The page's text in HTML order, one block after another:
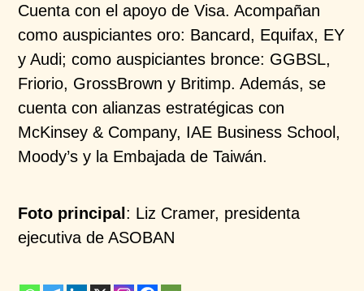
Cuenta con el apoyo de Visa. Acompañan
como auspiciantes oro: Bancard, Equifax, EY
y Audi; como auspiciantes bronce: GGBSL,
Friorio, GrossBrown y Britimp. Además, se
cuenta con alianzas estratégicas con
McKinsey & Company, IAE Business School,
Moody’s y la Embajada de Taiwán.
Foto principal: Liz Cramer, presidenta
ejecutiva de ASOBAN